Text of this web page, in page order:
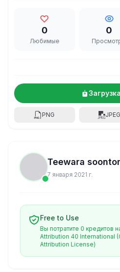
0
Любимые
0
PNG JPEG
Teewara
7 января 2021 г.
Free to Use
Вы потратите 0 кредитов
Attribution 40 International
Attribution License)